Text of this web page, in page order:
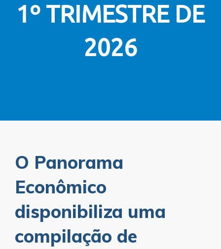
1º TRIMESTRE DE
2026
O Panorama
Econômico
disponibiliza uma
compilação de